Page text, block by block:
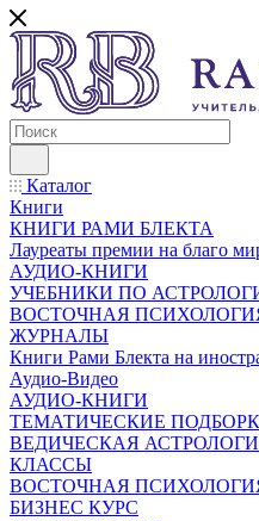
Каталог
Книги
КНИГИ РАМИ БЛЕКТА
Лауреаты премии на благо
АУДИО-КНИГИ
УЧЕБНИКИ ПО
ВОСТОЧНАЯ
ЖУРНАЛЫ
Книги Рами Блекта на
Аудио-Видео
АУДИО-КНИГИ
ТЕМАТИЧЕСКИЕ
ВЕДИЧЕСКАЯ
КЛАССЫ
ВОСТОЧНАЯ
БИЗНЕС КУРС